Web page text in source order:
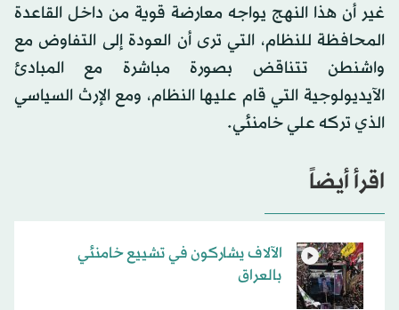
غير أن هذا النهج يواجه معارضة قوية من داخل القاعدة
المحافظة للنظام، التي ترى أن العودة إلى التفاوض مع
واشنطن تتناقض بصورة مباشرة مع المبادئ
الآيديولوجية التي قام عليها النظام، ومع الإرث السياسي
الذي تركه علي خامنئي.
اقرأ أيضاً
الآلاف يشاركون في تشييع خامنئي
بالعراق